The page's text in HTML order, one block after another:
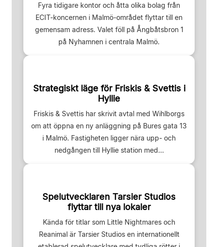
Fyra tidigare kontor och åtta olika bolag från
ECIT-koncernen i Malmö-området flyttar till en
gemensam adress. Valet föll på Ångbåtsbron 1
på Nyhamnen i centrala Malmö.
Strategiskt läge för Friskis & Svettis i
Hyllie
Friskis & Svettis har skrivit avtal med Wihlborgs
om att öppna en ny anläggning på Bures gata 13
i Malmö. Fastigheten ligger nära upp- och
nedgången till Hyllie station med...
Spelutvecklaren Tarsier Studios
flyttar till nya lokaler
Kända för titlar som Little Nightmares och
Reanimal är Tarsier Studios en internationellt